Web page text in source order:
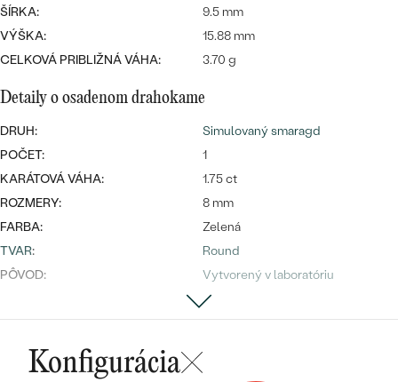
Wave kolekcia
OBJAVIŤ
PODĽA TVARU DRAHOKAMU
NA MIERU
DIAMANTY
náušnice
Personalizované
Najpredávanejšie
prstene
PREZRIEŤ
ŠÍRKA:
9.5 mm
VÝŠKA:
15.88 mm
CELKOVÁ PRIBLIŽNÁ VÁHA:
3.70 g
Detaily o osadenom drahokame
DRUH:
Simulovaný smaragd
POČET:
1
KARÁTOVÁ VÁHA:
1.75 ct
ROZMERY:
8 mm
FARBA:
Zelená
TVAR:
Round
PÔVOD:
Vytvorený v laboratóriu
Konfigurácia